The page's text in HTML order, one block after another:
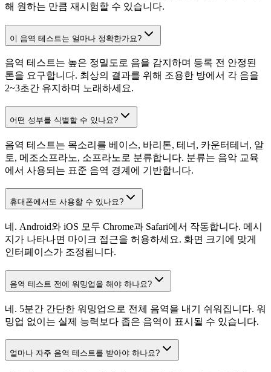
해 원하는 만큼 재시험할 수 있습니다.
이 음역 테스트는 얼마나 정확한가요?
음역 테스트는 높은 정밀도로 음을 감지하며 등록 전 안정된
톤을 요구합니다. 최상의 결과를 위해 조용한 방에서 각 음을
2~3초간 유지하며 노래하세요.
어떤 성부를 식별할 수 있나요?
음역 테스트는 목소리를 베이스, 바리톤, 테너, 카운터테너, 알
토, 메조소프라노, 소프라노로 분류합니다. 분류는 음악 교육
에서 사용되는 표준 음역 경계에 기반합니다.
휴대폰에서도 사용할 수 있나요?
네. Android와 iOS 모두 Chrome과 Safari에서 작동합니다. 메시
지가 나타나면 마이크 접근을 허용하세요. 화면 크기에 맞게
인터페이스가 조정됩니다.
음역 테스트 전에 워밍업을 해야 하나요?
네. 5분간 간단한 워밍업으로 전체 음역을 내기 쉬워집니다. 워
밍업 없이는 실제 능력보다 좁은 음역이 표시될 수 있습니다.
얼마나 자주 음역 테스트를 받아야 하나요?